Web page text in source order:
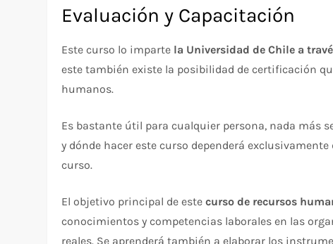
Evaluación y Capacitación
Este curso lo imparte la Universidad de Chile a
este también existe la posibilidad de certificación
humanos.
Es bastante útil para cualquier persona, nada más
y dónde hacer este curso dependerá
curso.
El objetivo principal de estecurso de recursos
conocimientos y competencias laborales en las
reales. Se aprenderá también a elaborar los